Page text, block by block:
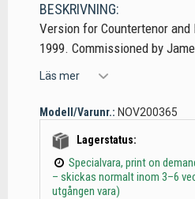
BESKRIVNING:
Version for Countertenor
1999. Commissioned by
Läs mer
Modell/Varunr.: NOV200365
Lagerstatus:
Specialvara, print on
– skickas normalt inom 3–6
utgången vara)